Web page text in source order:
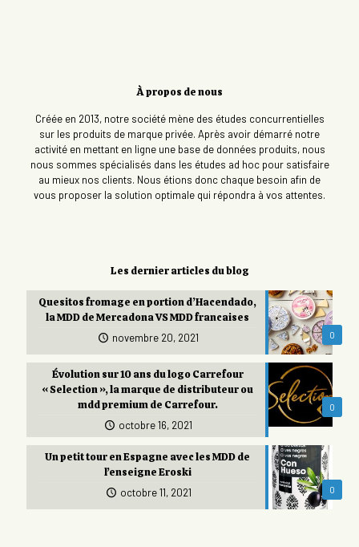
À propos de nous
Créée en 2013, notre société mène des études concurrentielles
sur les produits de marque privée. Après avoir démarré notre
activité en mettant en ligne une base de données produits, nous
nous sommes spécialisés dans les études ad hoc pour satisfaire
au mieux nos clients. Nous étions donc chaque besoin afin de
vous proposer la solution optimale qui répondra à vos attentes.
Les dernier articles du blog
0
Quesitos fromage en portion d’Hacendado,
la MDD de Mercadona VS MDD francaises
novembre 20, 2021
0
Évolution sur 10 ans du logo Carrefour
« Selection », la marque de distributeur ou
mdd premium de Carrefour.
octobre 16, 2021
0
Un petit tour en Espagne avec les MDD de
l’enseigne Eroski
octobre 11, 2021